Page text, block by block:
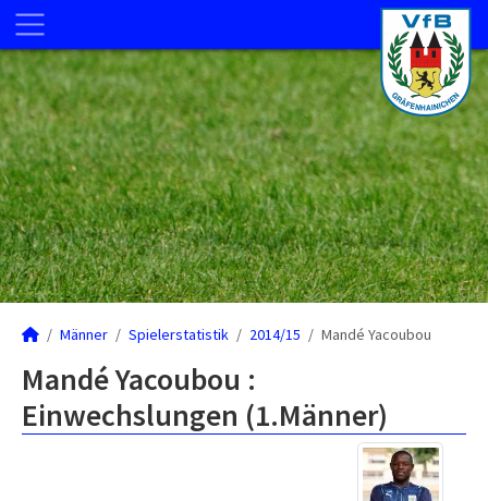
Männer Spielerstatistik 2014/15 Mandé Yacoubou
Mandé Yacoubou :
Einwechslungen (1.Männer)